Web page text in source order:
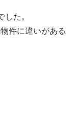
た。
件に違いがある